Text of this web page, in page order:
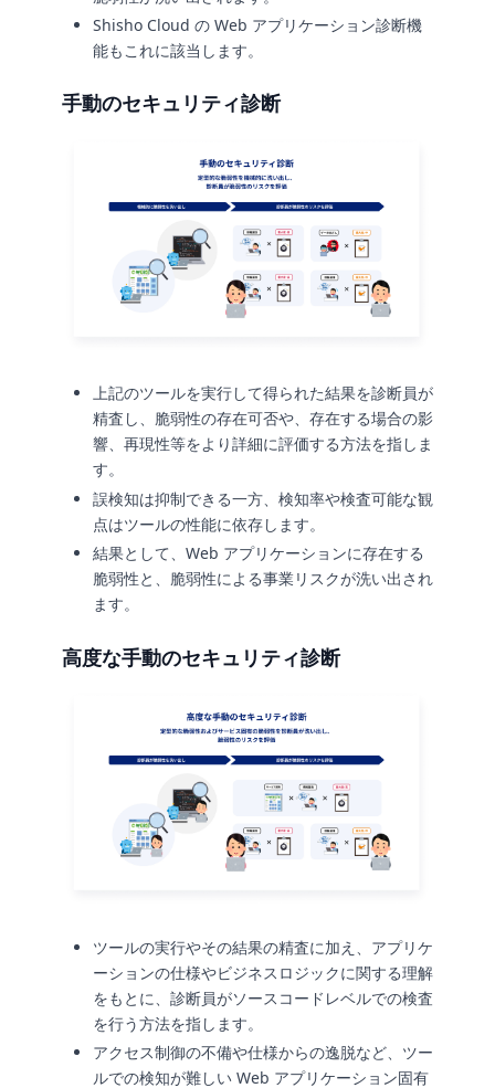
Shisho Cloud の Web アプリケーション診断機
能もこれに該当します。
手動のセキュリティ診断
上記のツールを実行して得られた結果を診断員が
精査し、脆弱性の存在可否や、存在する場合の影
響、再現性等をより詳細に評価する方法を指しま
す。
誤検知は抑制できる一方、検知率や検査可能な観
点はツールの性能に依存します。
結果として、Web アプリケーションに存在する
脆弱性と、脆弱性による事業リスクが洗い出され
ます。
高度な手動のセキュリティ診断
ツールの実行やその結果の精査に加え、アプリケ
ーションの仕様やビジネスロジックに関する理解
をもとに、診断員がソースコードレベルでの検査
を行う方法を指します。
アクセス制御の不備や仕様からの逸脱など、ツー
ルでの検知が難しい Web アプリケーション固有